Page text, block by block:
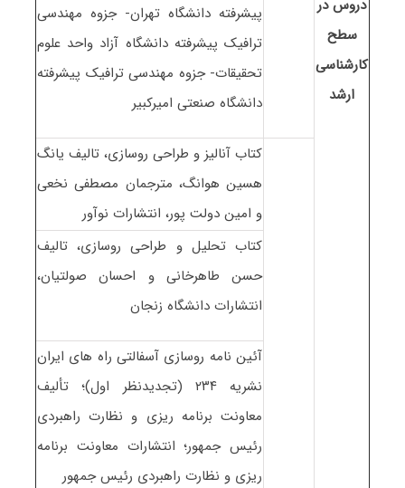
دروس در
سطح
کارشناسی
ارشد
پیشرفته دانشگاه تهران- جزوه مهندسی
ترافیک پیشرفته دانشگاه آزاد واحد علوم
تحقیقات- جزوه مهندسی ترافیک پیشرفته
دانشگاه صنعتی امیرکبیر
کتاب آنالیز و طراحی روسازی، تالیف یانگ
هسین هوانگ، مترجمان مصطفی نخعی
و امین دولت پور، انتشارات نوآور
کتاب تحلیل و طراحی روسازی، تالیف
حسن طاهرخانی و احسان صولتیان،
انتشارات دانشگاه زنجان
آئین نامه روسازی آسفالتی راه های ایران
نشریه ۲۳۴ (تجدیدنظر اول)؛ تألیف
معاونت برنامه ریزی و نظارت راهبردی
رئیس جمهور؛ انتشارات معاونت برنامه
ریزی و نظارت راهبردی رئیس جمهور